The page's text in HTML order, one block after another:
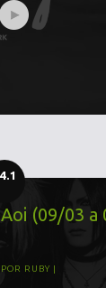
(09/03 a
RUBY